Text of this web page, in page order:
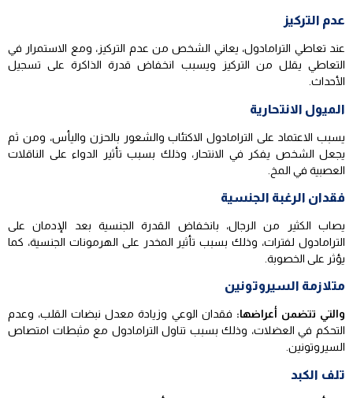
عدم التركيز
عند تعاطي الترامادول، يعاني الشخص من عدم التركيز، ومع الاستمرار في
التعاطي يقلل من التركيز ويسبب انخفاض قدرة الذاكرة على تسجيل
الأحداث.
الميول الانتحارية
يسبب الاعتماد على الترامادول الاكتئاب والشعور بالحزن واليأس، ومن ثم
يجعل الشخص يفكر في الانتحار، وذلك بسبب تأثير الدواء على الناقلات
العصبية في المخ.
فقدان الرغبة الجنسية
يصاب الكثير من الرجال، بانخفاض القدرة الجنسية بعد الإدمان على
الترامادول لفترات، وذلك بسبب تأثير المخدر على الهرمونات الجنسية، كما
يؤثر على الخصوبة.
متلازمة السيروتونين
والتي تتضمن أعراضها: فقدان الوعي وزيادة معدل نبضات القلب، وعدم
التحكم في العضلات، وذلك بسبب تناول الترامادول مع مثبطات امتصاص
السيروتونين.
تلف الكبد